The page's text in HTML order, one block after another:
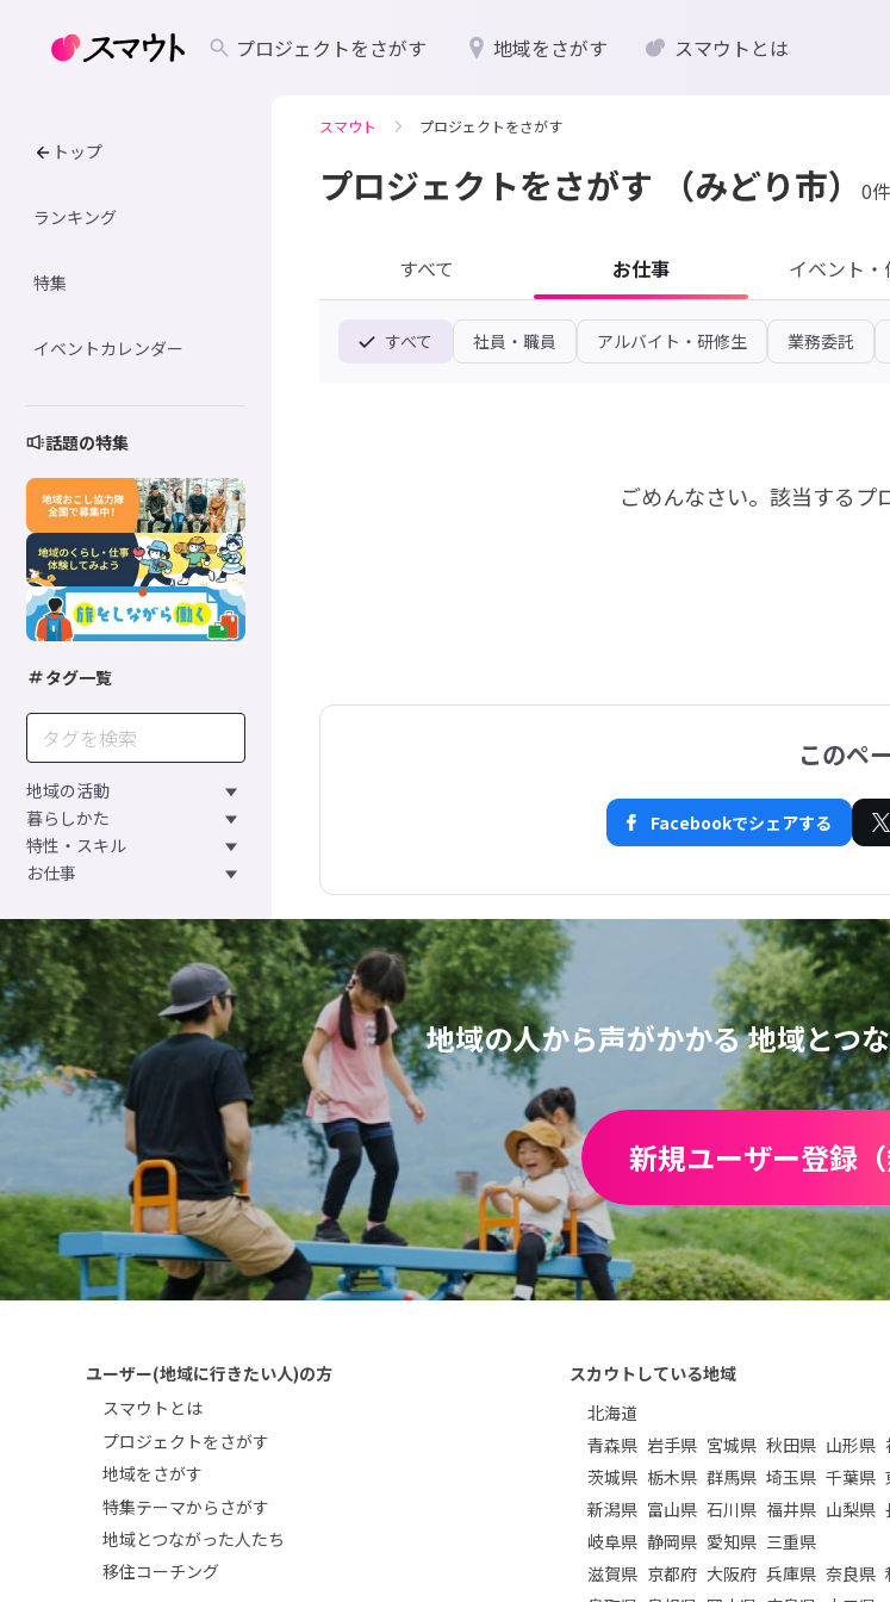
プロジェクトをさがす 地域をさがす スマウトとは
トップ
ランキング
特集
イベントカレンダー
話題の特集
タグ一覧
地域の活動
暮らしかた
特性・スキル
お仕事
スマウト プロジェクトをさがす
プロジェクトをさがす （みどり市） 0件
すべて お仕事 イベント・
すべて 社員・職員 アルバイト・研修生 業務委託
ごめんなさい。 該当するプ
このペ
Facebookでシェアする
地域の人から声がかかる地域とつ
新規ユーザー登録（
ユーザー(地域に行きたい人)の方
スマウトとは
プロジェクトをさがす
地域をさがす
特集テーマからさがす
地域とつながった人たち
移住コーチング
スカウトしている地域
北海道
青森県 岩手県 宮城県 秋田県 山形県
茨城県 栃木県 群馬県 埼玉県 千葉県
新潟県 富山県 石川県 福井県 山梨県
岐阜県 静岡県 愛知県 三重県
滋賀県 京都府 大阪府 兵庫県 奈良県